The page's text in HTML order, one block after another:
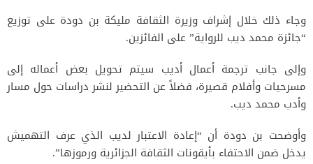
وجاء ذلك خلال إشراف وزيرة الثقافة مليكة بن دودة على توزيع
“جائزة محمد ديب للرواية” على الفائزين.
وإلى جانب ترجمة أعمال أديب سيتم تحويل بعض أعماله إلى
مسرحيات وأفلام قصيرة، فضلاً عن التحضير لنشر دراسات حول مسار
وأدب محمد ديب.
وأوضحت بن دودة أن “إعادة الاعتبار لديب الذي عرف التهميش
يدخل ضمن الاحتفاء بأيقونات الثقافة الجزائرية ورموزها”.